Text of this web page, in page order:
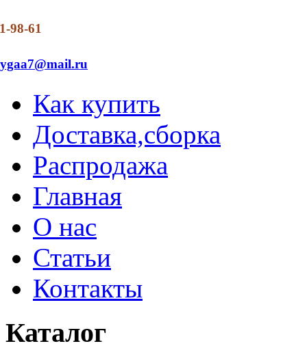
98-61
Как купить
Доставка,сборка
Распродажа
Главная
О нас
Статьи
Контакты
Каталог